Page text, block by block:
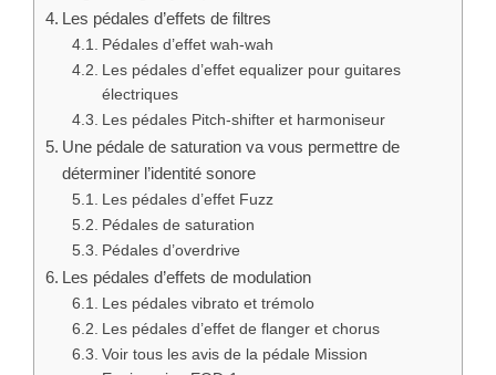
Boss Katana Go Headphone Bundle : Comparatif,
Avis, Test
LIRE LE TEST →